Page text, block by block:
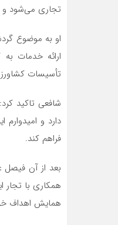
تجاری می‌شود و
او به موضوع
ارائه خدمات
تأسیسات
شافعی تاکید
دارد و
فراهم کند.
بعد از آن
همکاری با تجار
همایش اهداف